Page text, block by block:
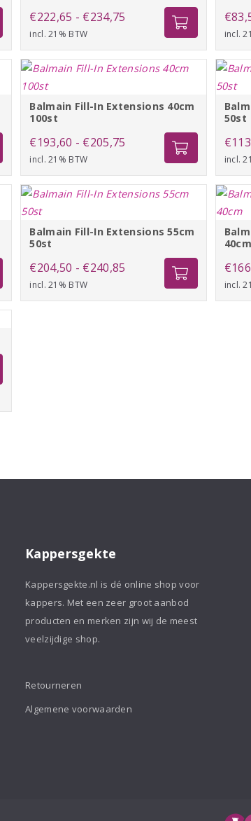
€222,65 - €234,75 Prijsklasse:
€222,65
tot
€234,75
incl. 21% BTW
€
incl.
Balmain Fill-In Extensions 40cm
100st
€193,60 - €205,75 Prijsklasse:
€193,60
tot
€205,75
incl. 21% BTW
50st
€
incl.
Balmain Fill-In Extensions 55cm
50st
€204,50 - €240,85 Prijsklasse:
€204,50
tot
incl. 21% BTW
40cm
€
incl.
Kappersgekte
Kappersgekte.nl is dé online shop voor
kappers. Met een zeer groot aanbod
producten en merken zijn wij de meest
veelzijdige shop.
Retourneren
Algemene voorwaarden